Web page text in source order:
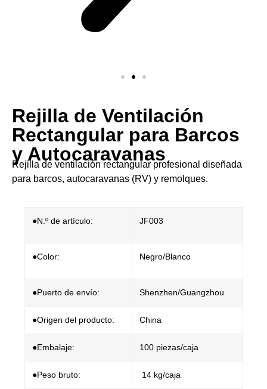
​​Rejilla de Ventilación
Rectangular para Barcos
y Autocaravanas
Rejilla de ventilación rectangular profesional diseñada
para ​​barcos, autocaravanas (RV) y remolques​​.
●N.º de artículo: ​​JF003
●Color: Negro/Blanco
●Puerto de envío: Shenzhen/Guangzhou
●Origen del producto: China
●Embalaje: 100 piezas/caja
●Peso bruto: 14 kg/caja